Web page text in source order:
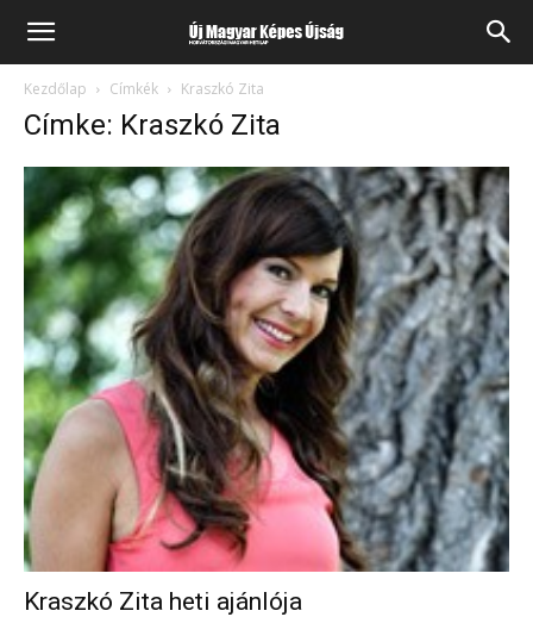
Kezdőlap Címkék Kraszkó Zita
Címke: Kraszkó Zita
Kraszkó Zita heti ajánlója